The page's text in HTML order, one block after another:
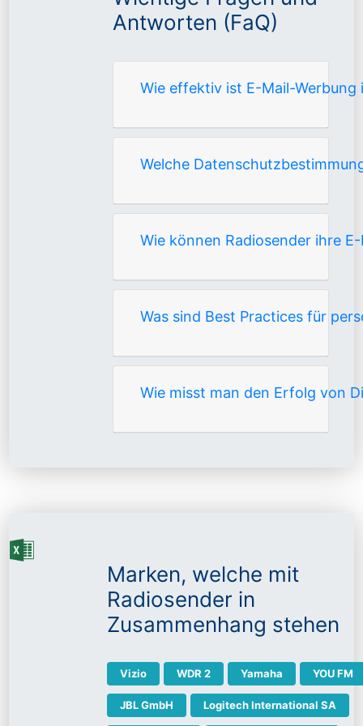
Antworten (FaQ)
Wie effektiv ist E-Mail-Werbung
Welche
Wie können Radiosender ihre
Was sind Best Practices für
Wie misst man den Erfolg von
Marken, welche mit
Radiosender in
Zusammenhang stehen
Vizio WDR 2 Yamaha YOU FM
JBL GmbH Logitech International SA